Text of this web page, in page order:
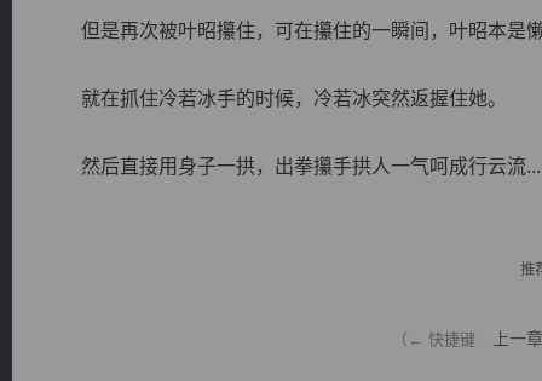
但是再次被叶昭攥住，可在攥住的一瞬间，叶昭本是
就在抓住冷若冰手的时候，冷若冰突然返握住她。
然后直接用身子一拱，出拳攥手拱人一气呵成行云流...
推
（← 快捷键 上一章